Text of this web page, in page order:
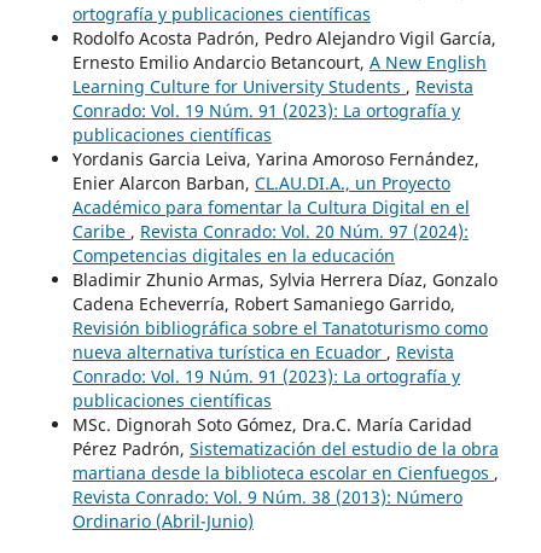
ortografía y publicaciones científicas
Rodolfo Acosta Padrón, Pedro Alejandro Vigil García,
Ernesto Emilio Andarcio Betancourt, A New English
Learning Culture for University Students , Revista
Conrado: Vol. 19 Núm. 91 (2023): La ortografía y
publicaciones científicas
Yordanis Garcia Leiva, Yarina Amoroso Fernández,
Enier Alarcon Barban, CL.AU.DI.A., un Proyecto
Académico para fomentar la Cultura Digital en el
Caribe , Revista Conrado: Vol. 20 Núm. 97 (2024):
Competencias digitales en la educación
Bladimir Zhunio Armas, Sylvia Herrera Díaz, Gonzalo
Cadena Echeverría, Robert Samaniego Garrido,
Revisión bibliográfica sobre el Tanatoturismo como
nueva alternativa turística en Ecuador , Revista
Conrado: Vol. 19 Núm. 91 (2023): La ortografía y
publicaciones científicas
MSc. Dignorah Soto Gómez, Dra.C. María Caridad
Pérez Padrón, Sistematización del estudio de la obra
martiana desde la biblioteca escolar en Cienfuegos ,
Revista Conrado: Vol. 9 Núm. 38 (2013): Número
Ordinario (Abril-Junio)